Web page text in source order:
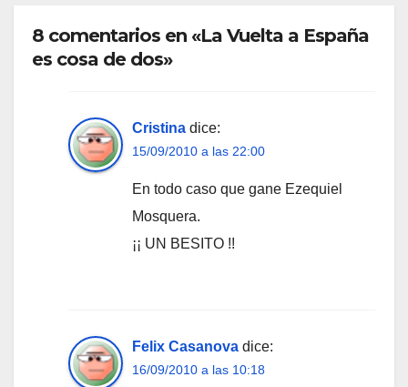
8 comentarios en «La Vuelta a España
es cosa de dos»
Cristina dice:
15/09/2010 a las 22:00
En todo caso que gane Ezequiel
Mosquera.
¡¡ UN BESITO !!
Felix Casanova dice:
16/09/2010 a las 10:18